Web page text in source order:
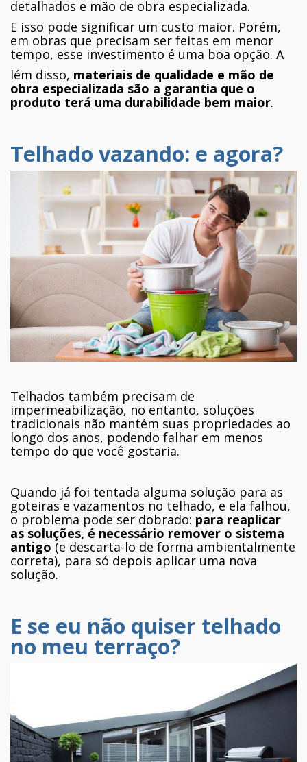
detalhados e mão de obra especializada.
E isso pode significar um custo maior. Porém,
em obras que precisam ser feitas em menor
tempo, esse investimento é uma boa opção. A
lém disso, materiais de qualidade e mão de
obra especializada são a garantia que o
produto terá uma durabilidade bem maior.
Telhado vazando: e agora?
Telhados também precisam de
impermeabilização, no entanto, soluções
tradicionais não mantém suas propriedades ao
longo dos anos, podendo falhar em menos
tempo do que você gostaria.
Quando já foi tentada alguma solução para as
goteiras e vazamentos no telhado, e ela falhou,
o problema pode ser dobrado: para reaplicar
as soluções, é necessário remover o sistema
antigo (e descarta-lo de forma ambientalmente
correta), para só depois aplicar uma nova
solução.
E se eu não quiser telhado
no meu terraço?